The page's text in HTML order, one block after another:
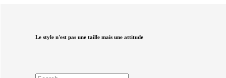
Le style n'est pas une taille mais une attitude